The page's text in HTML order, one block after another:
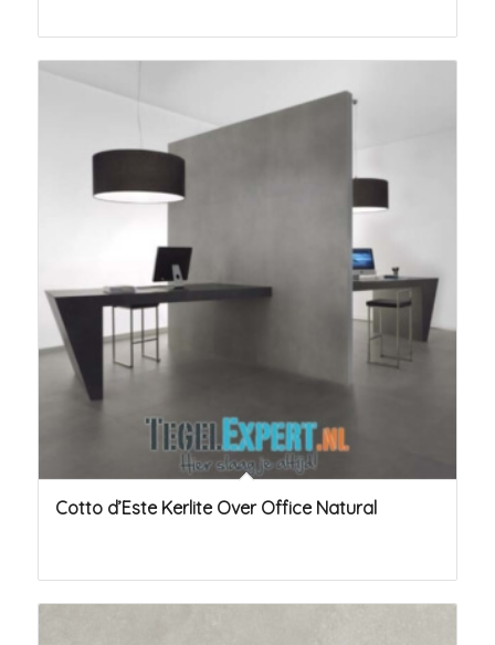
Cotto d’Este Kerlite Over Office Natural